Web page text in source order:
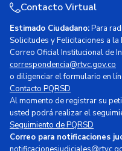
Contacto Virtual
Estimado Ciudadano:Para
Solicitudes y Felicitaciones a
Correo Oficial Institucional de
correspondencia@rtvc.gov.co
o diligenciar el formulario en
Contacto PQRSD
Al momento de registrar su
usted podrá realizar el
Seguimiento de PQRSD
Correo para notificaciones